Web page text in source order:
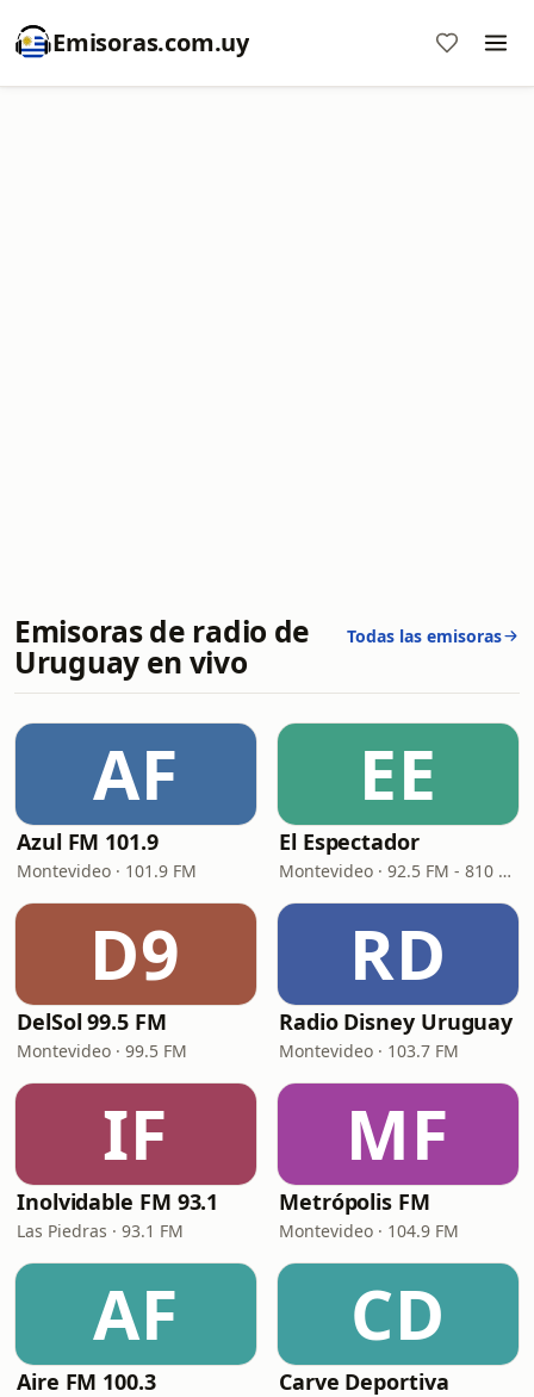
Emisoras.com.uy
Emisoras de radio de
Uruguay en vivo
Todas las emisoras
AF
Azul FM 101.9
Montevideo · 101.9 FM
EE
El Espectador
Montevideo · 92.5 FM - 810 AM
D9
DelSol 99.5 FM
Montevideo · 99.5 FM
RD
Radio Disney Uruguay
Montevideo · 103.7 FM
IF
Inolvidable FM 93.1
Las Piedras · 93.1 FM
MF
Metrópolis FM
Montevideo · 104.9 FM
AF
Aire FM 100.3
CD
Carve Deportiva